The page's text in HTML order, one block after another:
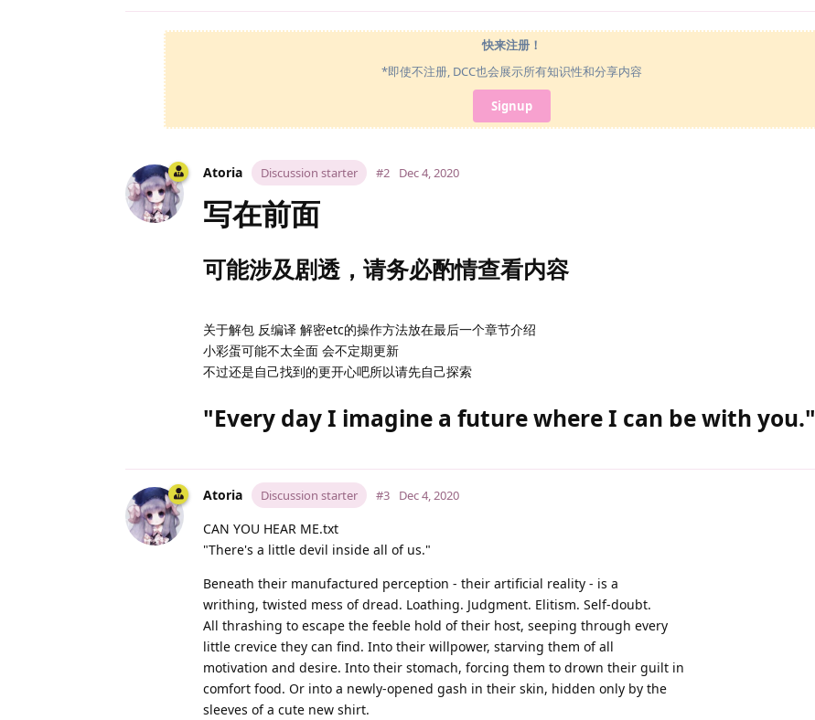
快来注册！
*即使不注册, DCC也会展示所有知识性和分享内容
Signup
Atoria Discussion starter #2 Dec 4, 2020
写在前面
可能涉及剧透，请务必酌情查看内容
关于解包 反编译 解密etc的操作方法放在最后一个章节介绍
小彩蛋可能不太全面 会不定期更新
不过还是自己找到的更开心吧所以请先自己探索
"Every day I imagine a future where I can be with you."
Atoria Discussion starter #3 Dec 4, 2020
CAN YOU HEAR ME.txt
"There's a little devil inside all of us."
Beneath their manufactured perception - their artificial reality - is a
writhing, twisted mess of dread. Loathing. Judgment. Elitism. Self-doubt.
All thrashing to escape the feeble hold of their host, seeping through every
little crevice they can find. Into their willpower, starving them of all
motivation and desire. Into their stomach, forcing them to drown their guilt in
comfort food. Or into a newly-opened gash in their skin, hidden only by the
sleeves of a cute new shirt.